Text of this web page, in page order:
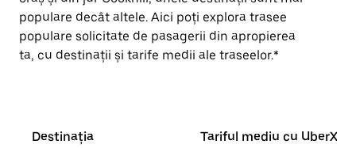
populare decât altele. Aici poți explora trasee
populare solicitate de pasagerii din apropierea
ta, cu destinații și tarife medii ale traseelor.*
Destinația Tariful mediu cu UberX*